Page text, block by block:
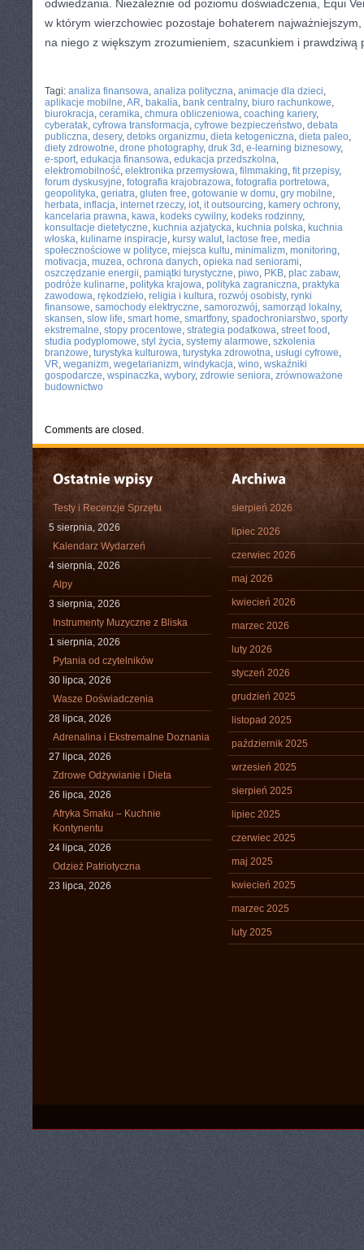
odwiedzania. Niezależnie od poziomu doświadczenia, Equi
w którym wierzchowiec pozostaje bohaterem najważniejszym,
na niego z większym zrozumieniem, szacunkiem i prawdziwą
Tagi: analiza finansowa, analiza polityczna, animacje dla dzieci,
aplikacje mobilne,AR, bakalia, bank centralny, biuro rachunkowe,
biurokracja, ceramika, chmura obliczeniowa, coaching kariery,
cyberatak, cyfrowa transformacja, cyfrowe bezpieczeństwo, debata
publiczna, desery, detoks organizmu, dieta ketogeniczna, dieta paleo,
diety zdrowotne, drone photography, druk 3d , e-learning biznesowy,
e-sport, edukacja finansowa, edukacja przedszkolna,
elektromobilność, elektronika przemysłowa, filmmaking, fit przepisy,
forum dyskusyjne, fotografia krajobrazowa, fotografia portretowa,
geopolityka, geriatra, gluten free, gotowanie w domu, gry mobilne,
herbata, inflacja, internet rzeczy, iot, it outsourcing, kamery ochrony,
kancelaria prawna, kawa, kodeks cywilny, kodeks rodzinny,
konsultacje dietetyczne, kuchnia azjatycka, kuchnia polska, kuchnia
włoska, kulinarne inspiracje, kursy walut, lactose free, media
społecznościowe w polityce, miejsca kultu, minimalizm, monitoring,
motivacja, muzea, ochrona danych, opieka nad seniorami,
oszczędzanie energii, pamiątki turystyczne, piwo, PKB, plac zabaw,
podróże kulinarne, polityka krajowa, polityka zagraniczna, praktyka
zawodowa, rękodzieło, religia i kultura, rozwój osobisty, rynki
finansowe, samochody elektryczne, samorozwój, samorząd lokalny,
skansen, slow life, smart home, smartfony, spadochroniarstwo, sporty
ekstremalne, stopy procentowe, strategia podatkowa, street food ,
studia podyplomowe, styl życia, systemy alarmowe, szkolenia
branżowe, turystyka kulturowa, turystyka zdrowotna, usługi cyfrowe,
VR, weganizm, wegetarianizm, windykacja, wino, wskaźniki
gospodarcze, wspinaczka, wybory, zdrowie seniora, zrównoważone
budownictwo
Comments are closed.
Testy i Recenzje Sprzętu
5 sierpnia, 2026
Kalendarz Wydarzeń
4 sierpnia, 2026
Alpy
3 sierpnia, 2026
Instrumenty Muzyczne z Bliska
1 sierpnia, 2026
Pytania od czytelników
30 lipca, 2026
Wasze Doświadczenia
28 lipca, 2026
Adrenalina i Ekstremalne Doznania
27 lipca, 2026
Zdrowe Odżywianie i Dieta
26 lipca, 2026
Afryka Smaku – Kuchnie
Kontynentu
24 lipca, 2026
Odzież Patriotyczna
23 lipca, 2026
sierpień 2026
lipiec 2026
czerwiec 2026
maj 2026
kwiecień 2026
marzec 2026
luty 2026
styczeń 2026
grudzień 2025
listopad 2025
październik 2025
wrzesień 2025
sierpień 2025
lipiec 2025
czerwiec 2025
maj 2025
kwiecień 2025
marzec 2025
luty 2025